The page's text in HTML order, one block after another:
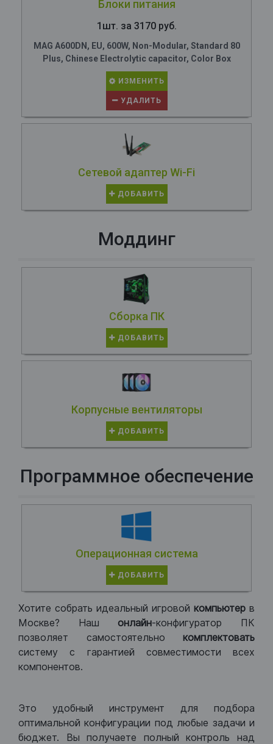
Блоки питания
1шт. за 3170 руб.
MAG A600DN, EU, 600W, Non-Modular, Standard 80
Plus, Chinese Electrolytic capacitor, Color Box
ИЗМЕНИТЬ
УДАЛИТЬ
Сетевой адаптер Wi-Fi
ДОБАВИТЬ
Моддинг
Сборка ПК
ДОБАВИТЬ
Корпусные вентиляторы
ДОБАВИТЬ
Программное обеспечение
Операционная система
ДОБАВИТЬ
Хотите собрать идеальный игровой компьютер в
Москве? Нашонлайн-конфигуратор ПК
позволяет самостоятельно комплектовать
систему с гарантией совместимости всех
компонентов.
Это удобный инструмент для подбора
оптимальной конфигурации под любые задачи и
бюджет. Вы получаете полный контроль над